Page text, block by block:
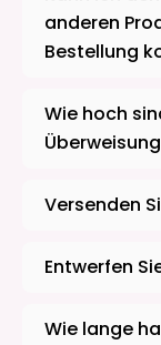
anderen
Bestellung
Wie hoch
Versenden
Entwerfen
Wie lange